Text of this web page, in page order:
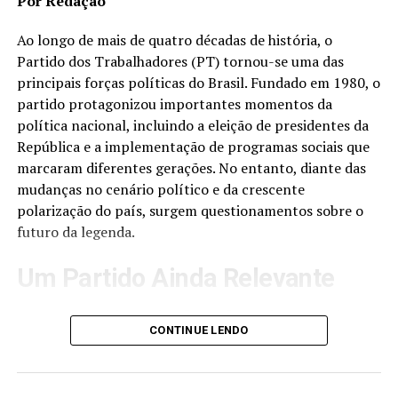
informações nas redes sociais permanecem no centro
das discussões envolvendo o movimento.
Para seus apoiadores, o bolsonarismo representa a
defesa de valores conservadores, patriotismo e maior
participação popular na política. Já seus críticos
afirmam que determinadas posturas do movimento
podem contribuir para o aumento da polarização e
dificultar o diálogo entre diferentes correntes
ideológicas.
Perspectivas Futuras
brasileira nos próximos anos, independentemente da
participação direta de Bolsonaro em futuras disputas
Ao longo de mais de quatro décadas de história, o
Partido dos Trabalhadores (PT) tornou-se uma das
principais forças políticas do Brasil. Fundado em 1980, o
partido protagonizou importantes momentos da
política nacional, incluindo a eleição de presidentes da
República e a implementação de programas sociais que
marcaram diferentes gerações. No entanto, diante das
mudanças no cenário político e da crescente
polarização do país, surgem questionamentos sobre o
futuro da legenda.
Um Partido Ainda Relevante
Apesar das críticas e desafios enfrentados nos últimos
anos, o PT continua sendo uma das maiores
presença nacional, possui representantes no Congresso
CONTINUE LENDO